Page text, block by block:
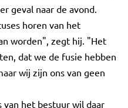
geval naar de avond.
horen van het
worden", zegt hij. "Het
dat we de fusie hebben
wij zijn ons van geen
het bestuur wil daar